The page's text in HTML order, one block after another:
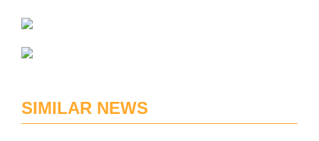
SIMILAR NEWS